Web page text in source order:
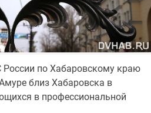
по Хабаровскому краю
близ Хабаровска в
в профессиональной